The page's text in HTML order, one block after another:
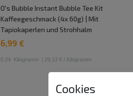
O's Bubble Instant Bubble Tee Kit
Kaffeegeschmack (4x 60g) | Mit
Tapiokaperlen und Strohhalm
6,99 €
0.24 Kilogramm | 29,13 € / Kilogramm
Cookies